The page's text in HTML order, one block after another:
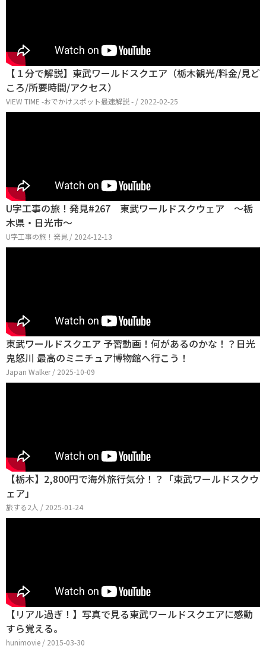
【１分で解説】東武ワールドスクエア（栃木観光/料金/見ど
ころ/所要時間/アクセス）
VIEW TIME -おでかけスポット最速解説 - / 2022-02-25
U字工事の旅！発見#267 東武ワールドスクウェア ～栃
木県・日光市～
U字工事の旅！発見 / 2024-12-13
東武ワールドスクエア 予習動画！何があるのかな！？日光
鬼怒川 最高のミニチュア博物館へ行こう！
Japan Walker / 2025-10-09
【栃木】2,800円で海外旅行気分！？「東武ワールドスクウ
ェア」
旅する2人 / 2025-01-24
【リアル過ぎ！】写真で見る東武ワールドスクエアに感動
すら覚える。
hunimovie / 2015-03-30